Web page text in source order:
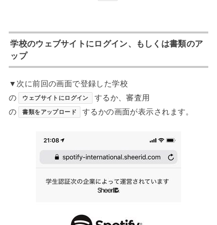
学校のウェブサイトにログイン、もしくは書類のア
ップ
▼次に前回の画面で登録した学校
の
ウェブサイトにログイン
するか、審査用
の
書類をアップロード するかの画面が表示されます。